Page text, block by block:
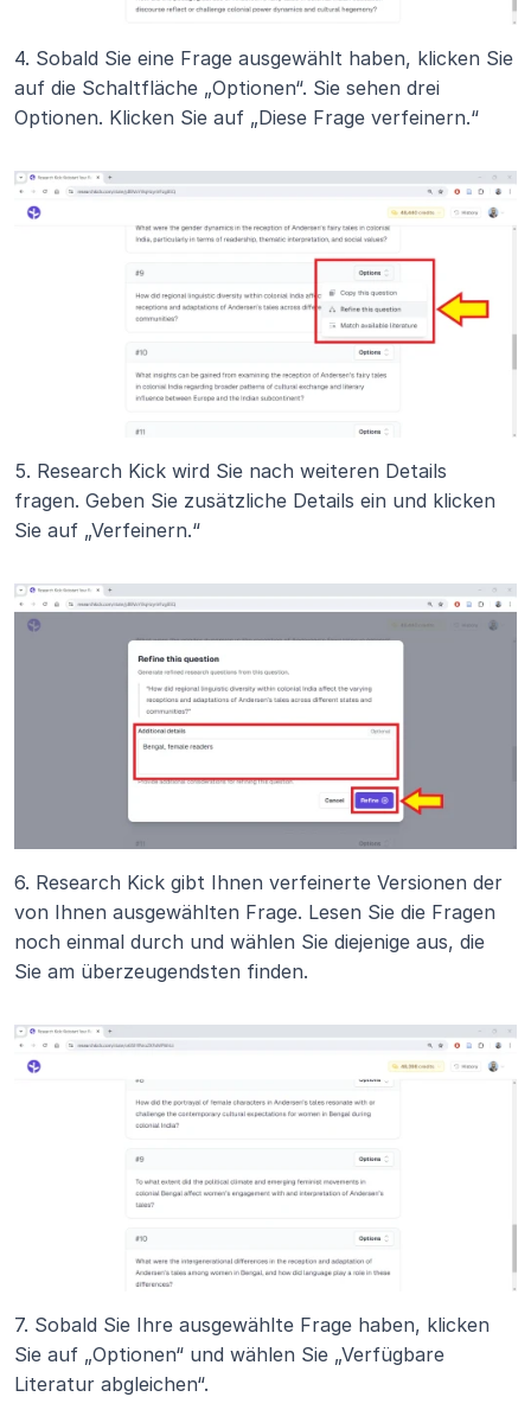
4. Sobald Sie eine Frage ausgewählt haben, klicken Sie
auf die Schaltfläche „Optionen“. Sie sehen drei
Optionen. Klicken Sie auf „Diese Frage verfeinern.“
5. Research Kick wird Sie nach weiteren Details
fragen. Geben Sie zusätzliche Details ein und klicken
Sie auf „Verfeinern.“
6. Research Kick gibt Ihnen verfeinerte Versionen der
von Ihnen ausgewählten Frage. Lesen Sie die Fragen
noch einmal durch und wählen Sie diejenige aus, die
Sie am überzeugendsten finden.
7. Sobald Sie Ihre ausgewählte Frage haben, klicken
Sie auf „Optionen“ und wählen Sie „Verfügbare
Literatur abgleichen“.